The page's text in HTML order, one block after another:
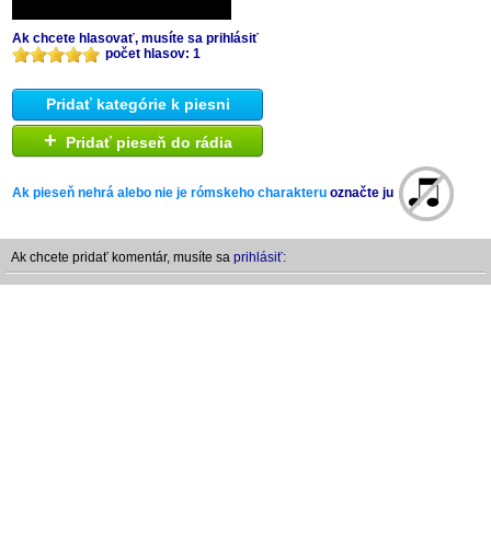
Ak chcete hlasovať, musíte sa prihlásiť
počet hlasov: 1
Pridať kategórie k piesni
+ Pridať pieseň do rádia
Ak pieseň nehrá alebo nie je rómskeho charakteru označte ju
Ak chcete pridať komentár, musíte sa prihlásiť: